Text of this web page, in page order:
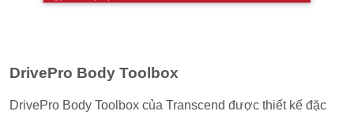
DrivePro Body Toolbox
DrivePro Body Toolbox của Transcend được thiết kế đặc